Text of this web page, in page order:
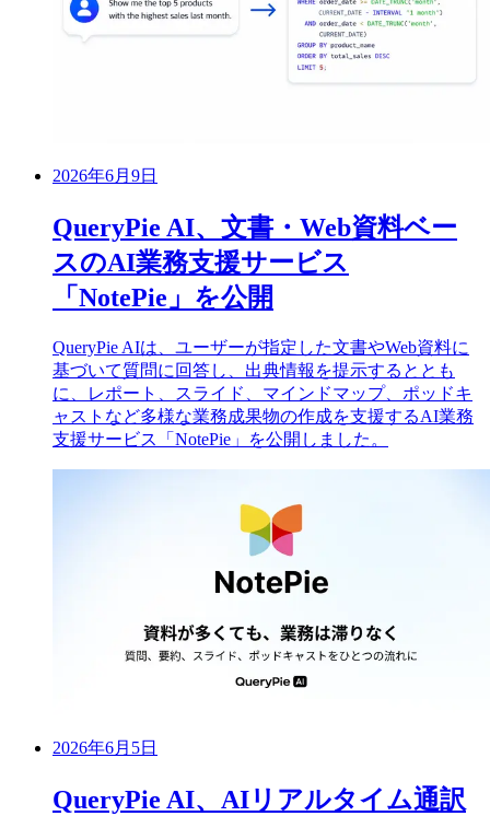
2026年6月9日
QueryPie AI、文書・Web資料ベー
スのAI業務支援サービス
「NotePie」を公開
QueryPie AIは、ユーザーが指定した文書やWeb資料に
基づいて質問に回答し、出典情報を提示するととも
に、レポート、スライド、マインドマップ、ポッドキ
ャストなど多様な業務成果物の作成を支援するAI業務
支援サービス「NotePie」を公開しました。
2026年6月5日
QueryPie AI、AIリアルタイム通訳